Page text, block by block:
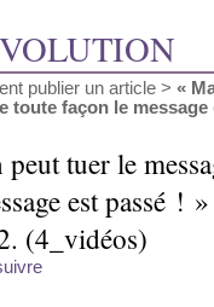
publier un article > «
toute façon le message
tuer le
est passé !
(4_vidéos)